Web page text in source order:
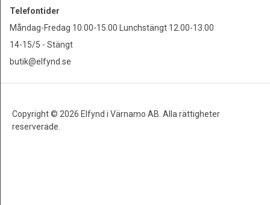
Telefontider
Måndag-Fredag 10.00-15.00 Lunchstängt 12.00-13.00
14-15/5 - Stängt
butik@elfynd.se
Copyright © 2026 Elfynd i Värnamo AB. Alla rättigheter
reserverade.